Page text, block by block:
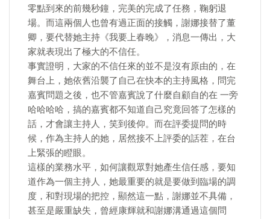
零點到來的前幾秒鐘，完美的完成了任務，鞠躬退
場。而這兩個人也曾有過正面的接觸，謝娜接替了董
卿，要代替她主持《我要上春晚》，消息一傳出，大
家就表現出了極大的不信任。
事實證明，大家的不信任來的並不是沒有原由的，在
舞台上，她依舊沿襲了自己在快本的主持風格，問完
嘉賓問題之後，也不管嘉賓說了什麼自顧自的在 一旁
哈哈哈哈，搞的嘉賓都不知道自己究竟回答了怎樣的
話，才會讓主持人，笑到後仰。而在評委提問的時
候，作為主持人的她，居然接不上評委的話茬，在台
上緊張的瞪眼。
這樣的業務水平，如何讓觀眾對她產生信任感，要知
道作為一個主持人，她最重要的就是要做到臨場的調
度，和對現場的把控，顯然這一點，謝娜並不具備，
甚至是嚴重缺失，曾經康輝就和謝娜溝通過這個問